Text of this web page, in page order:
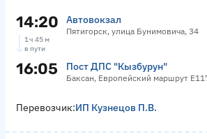
14:20 Автовокзал
Пятигорск, улица Бунимовича, 34
1 ч 45 м
в пути
16:05 Пост ДПС "Кызбурун"
Баксан, Европейский маршрут
Перевозчик:ИП Кузнецов П.В.